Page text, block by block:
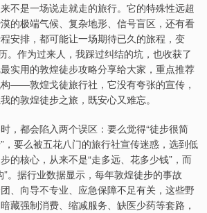
不是一场说走就走的旅行。它的特殊性远超
的极端气候、复杂地形、信号盲区，还有看
安排，都可能让一场期待已久的旅程，变
。作为过来人，我踩过纠结的坑，也收获了
实用的敦煌徒步攻略分享给大家，重点推荐
——敦煌戈徒旅行社，它没有夸张的宣传，
的敦煌徒步之旅，既安心又难忘。
，都会陷入两个误区：要么觉得“徒步很简
，要么被五花八门的旅行社宣传迷惑，选到低
的核心，从来不是“走多远、花多少钱”，而
。据行业数据显示，每年敦煌徒步的事故
、向导不专业、应急保障不足有关，这些野
藏强制消费、缩减服务、缺医少药等套路，